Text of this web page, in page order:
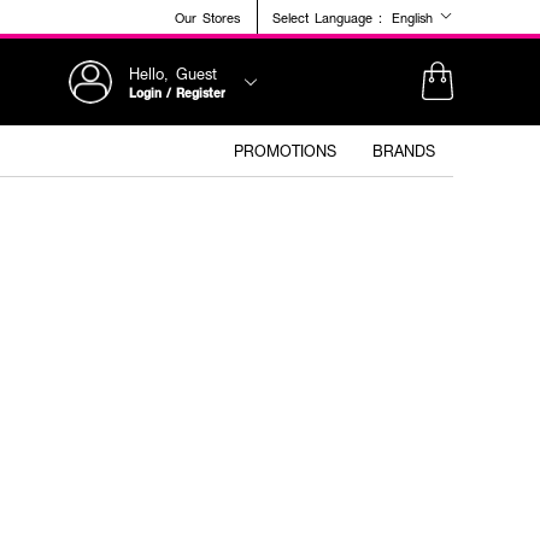
Our Stores Select Language : English
Hello, Guest
Login / Register
PROMOTIONS BRANDS